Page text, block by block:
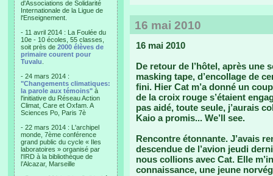
d'Associations de Solidarité
Internationale de la Ligue de
l'Enseignement.
- 11 avril 2014 : La Foulée du
10e - 10 écoles, 55 classes,
soit près de 2000 élèves de
primaire courent pour
Tuvalu
- 24 mars 2014 :
"Changements climatiques:
la parole aux témoins" à
l'initiative du Réseau Action
Climat, Care et Oxfam. A
Sciences Po, Paris 7è
- 22 mars 2014 : L'archipel
monde, 7ème conférence
grand public du cycle « Iles
laboratoires » organisé par
l'IRD à la bibliothèque de
l’Alcazar, Marseille
16 mai 2010
16 mai 2010
De retour de l’hôtel, après une
masking tape, d’encollage de
fini. Hier Cat m’a donné un
de la croix rouge s’étaient
pas aidé, toute seule, j’aurais
Kaio a promis... We’ll see.
Rencontre étonnante. J’avais
descendue de l’avion jeudi
nous collions avec Cat. Elle
connaissance, une jeune